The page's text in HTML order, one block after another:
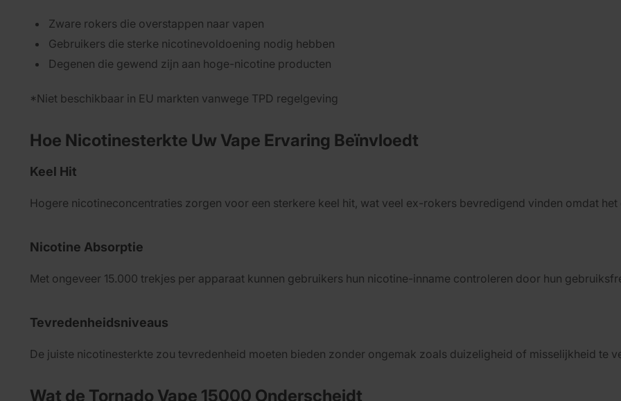
Zware rokers die overstappen naar vapen
Gebruikers die sterke nicotinevoldoening nodig hebben
Degenen die gewend zijn aan hoge-nicotine producten
*Niet beschikbaar in EU markten vanwege TPD regelgeving
Hoe Nicotinesterkte Uw Vape Ervaring Beïnvloedt
Keel Hit
Hogere nicotineconcentraties zorgen voor een sterkere keel hit, wat veel ex-rokers bevredigend vinden omdat
Nicotine Absorptie
Met ongeveer 15.000 trekjes per apparaat kunnen gebruikers hun nicotine-inname controleren door hun
Tevredenheidsniveaus
De juiste nicotinesterkte zou tevredenheid moeten bieden zonder ongemak zoals duizeligheid of misselijkheid te
Wat de Tornado Vape 15000 Onderscheidt